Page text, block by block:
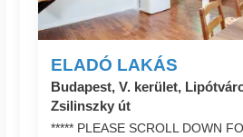
ELADÓ LAKÁS
Budapest, V. kerület,
Zsilinszky út
***** PLEASE SCROLL DOWN